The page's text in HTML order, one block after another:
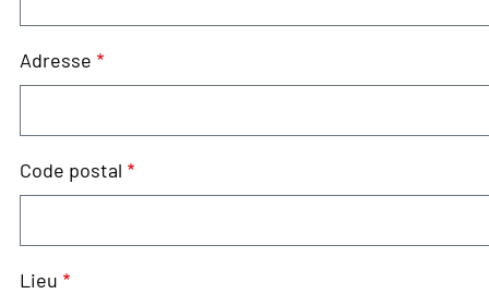
Adresse
Code postal
Lieu